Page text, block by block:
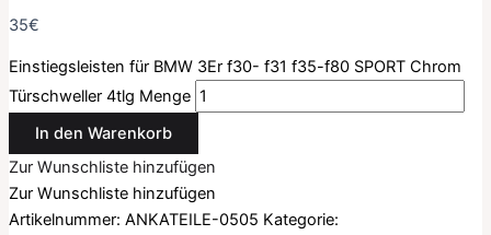
35€
Einstiegsleisten für BMW 3Er f30- f31 f35-f80 SPORT Chrom
Türschweller 4tlg Menge
In den Warenkorb
Zur Wunschliste hinzufügen
Zur Wunschliste hinzufügen
Artikelnummer: ANKATEILE-0505 Kategorie: